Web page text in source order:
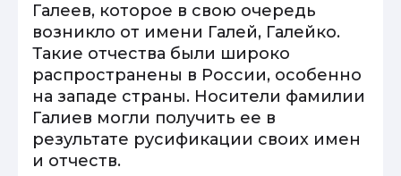
Галеев, которое в свою очередь
возникло от имени Галей, Галейко.
Такие отчества были широко
распространены в России, особенно
на западе страны. Носители фамилии
Галиев могли получить ее в
результате русификации своих имен
и отчеств.